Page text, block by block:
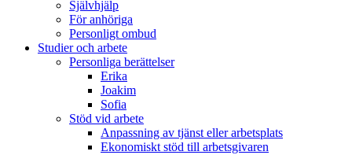
Självhjälp
För anhöriga
Personligt ombud
Studier och arbete
Personliga berättelser
Erika
Joakim
Sofia
Stöd vid arbete
Anpassning av tjänst eller arbetsplats
Ekonomiskt stöd till arbetsgivaren